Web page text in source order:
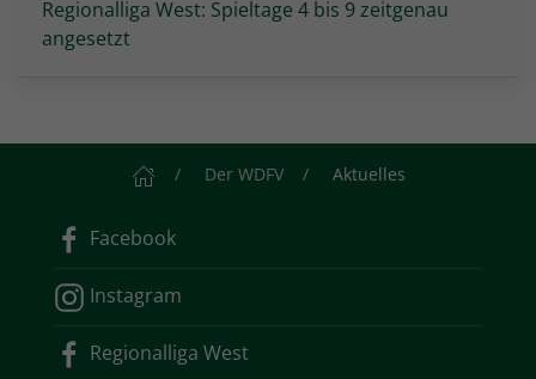
Regionalliga West: Spieltage 4 bis 9 zeitgenau
angesetzt
StartseiteDer WDFV Aktuelles
Facebook
Instagram
Regionalliga West